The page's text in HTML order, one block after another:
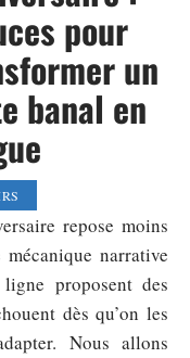
pour
un
banal en
repose moins
narrative
proposent des
dès qu’on les
Nous allons